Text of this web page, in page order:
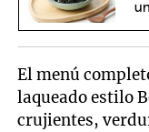
El menú
laqueado estilo
crujientes,